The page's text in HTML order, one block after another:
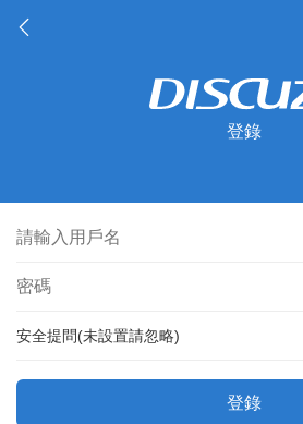
登錄
安全提問(未設置請忽略)
登錄